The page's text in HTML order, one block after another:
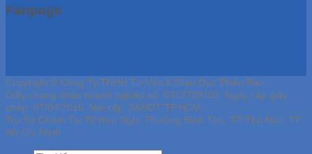
Fanpage
Copyright © Công Ty TNHH Tư Vấn & Giáo Dục Thiên Bảo
Giấy chứng nhận doanh nghiệp số: 0313739102, Ngày cấp giấy
phép: 07/04/2016, Nơi cấp: SKHDT TP.HCM
Trụ Sở Chính Tại 70 Hữu Nghị, Phường Bình Thọ, TP Thủ Đức, TP
Hồ Chí Minh